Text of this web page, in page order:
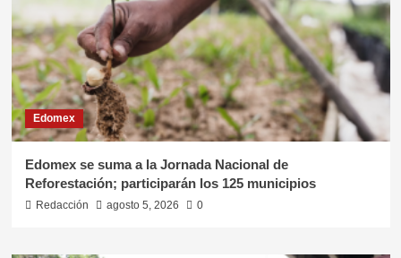
Edomex
Edomex se suma a la Jornada Nacional de
Reforestación; participarán los 125 municipios
Redacción agosto 5, 2026 0